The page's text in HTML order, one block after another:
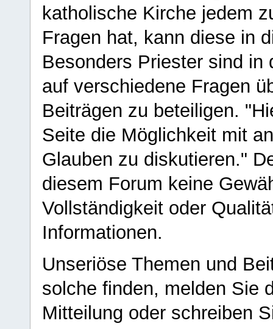
katholische Kirche jedem
Fragen hat, kann diese in
Besonders Priester sind in
auf verschiedene Fragen
Beiträgen zu beteiligen.
Seite die Möglichkeit mit
Glauben zu diskutieren."
diesem Forum keine
Vollständigkeit oder
Informationen.
Unseriöse Themen und
solche finden, melden Sie
Mitteilung oder schreiben